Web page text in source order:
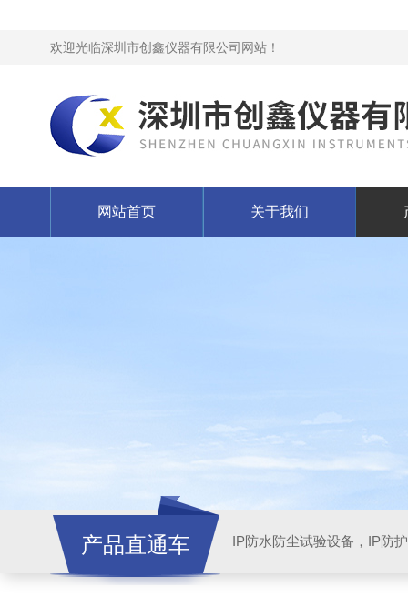
欢迎光临深圳市创鑫仪器有限公司网站！
网站首页 关于我们
产品直通车